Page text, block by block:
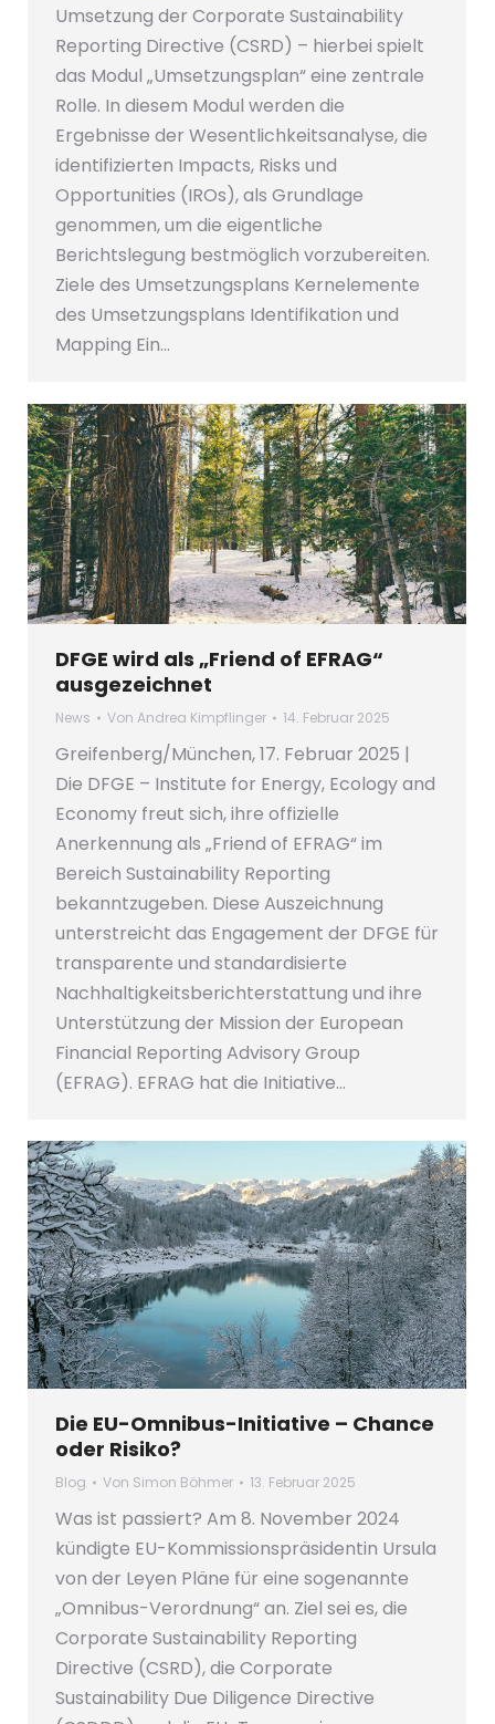
Umsetzung der Corporate Sustainability
Reporting Directive (CSRD) – hierbei spielt
das Modul „Umsetzungsplan“ eine zentrale
Rolle. In diesem Modul werden die
Ergebnisse der Wesentlichkeitsanalyse, die
identifizierten Impacts, Risks und
Opportunities (IROs), als Grundlage
genommen, um die eigentliche
Berichtslegung bestmöglich vorzubereiten.
Ziele des Umsetzungsplans Kernelemente
des Umsetzungsplans Identifikation und
Mapping Ein…
DFGE wird als „Friend of EFRAG“
ausgezeichnet
News Von Andrea Kimpflinger 14. Februar 2025
Greifenberg/München, 17. Februar 2025 |
Die DFGE – Institute for Energy, Ecology and
Economy freut sich, ihre offizielle
Anerkennung als „Friend of EFRAG“ im
Bereich Sustainability Reporting
bekanntzugeben. Diese Auszeichnung
unterstreicht das Engagement der DFGE für
transparente und standardisierte
Nachhaltigkeitsberichterstattung und ihre
Unterstützung der Mission der European
Financial Reporting Advisory Group
(EFRAG). EFRAG hat die Initiative…
Die EU-Omnibus-Initiative – Chance
oder Risiko?
Blog Von Simon Böhmer 13. Februar 2025
Was ist passiert? Am 8. November 2024
kündigte EU-Kommissionspräsidentin Ursula
von der Leyen Pläne für eine sogenannte
„Omnibus-Verordnung“ an. Ziel sei es, die
Corporate Sustainability Reporting
Directive (CSRD), die Corporate
Sustainability Due Diligence Directive